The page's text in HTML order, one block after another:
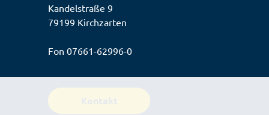
Kandelstraße 9
79199 Kirchzarten
Fon 07661-62996-0